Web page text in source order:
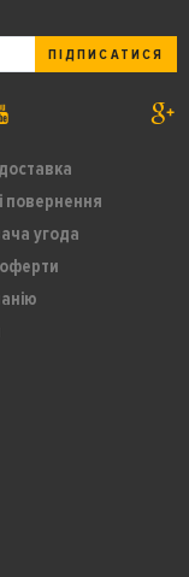
повернення
угода
ПІДПИСАТИСЯ